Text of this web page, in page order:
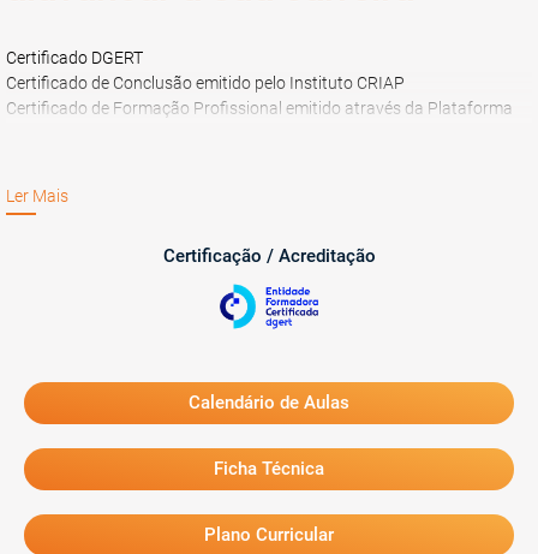
Certificado DGERT
Certificado de Conclusão emitido pelo Instituto CRIAP
Certificado de Formação Profissional emitido através da Plataforma
Ler Mais
Certificação / Acreditação
Calendário de Aulas
Ficha Técnica
Plano Curricular